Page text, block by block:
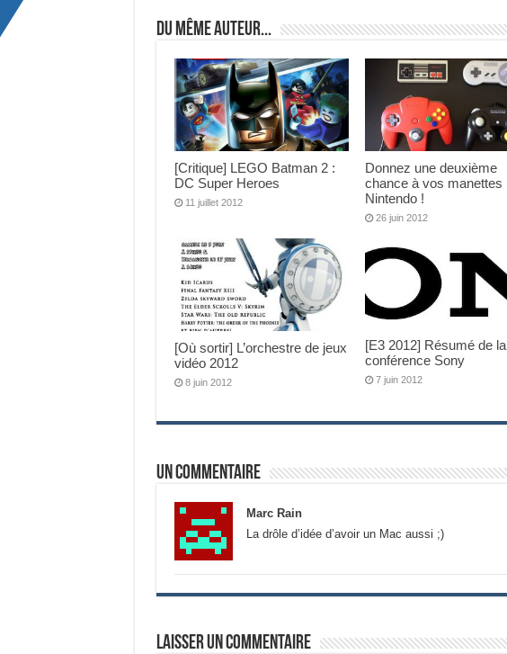
Du même auteur...
[Critique] LEGO Batman 2 :
DC Super Heroes
11 juillet 2012
Donnez une deuxième
chance à vos manettes
Nintendo !
26 juin 2012
[Où sortir] L’orchestre de jeux
vidéo 2012
8 juin 2012
[E3 2012] Résumé de la
conférence Sony
7 juin 2012
Un commentaire
Marc Rain
La drôle d’idée d’avoir un Mac aussi ;)
Laisser un commentaire